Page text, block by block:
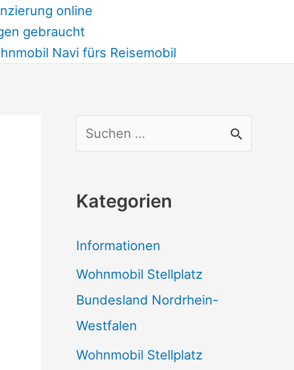
online
gebraucht
Navi fürs Reisemobil
u
h
n
a
c
h
Kategorien
Informationen
Wohnmobil Stellplatz
Bundesland Nordrhein-
Westfalen
Wohnmobil Stellplatz